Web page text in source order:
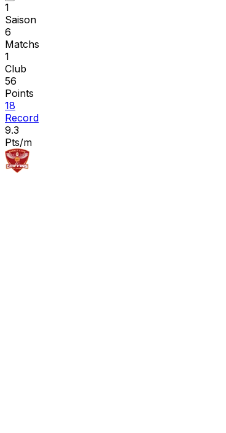
1
Saison
6
Matchs
1
Club
56
Points
18
Record
9.3
Pts/m